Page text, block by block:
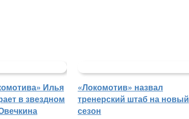
Илья
в звездном
«Локомотив» назвал
тренерский штаб на новый
сезон